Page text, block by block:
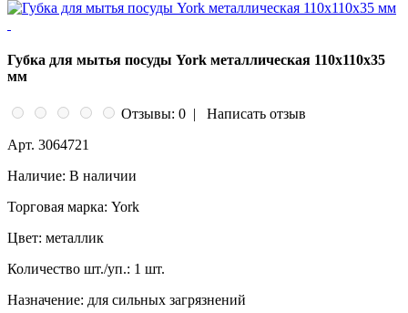
Губка для мытья посуды York металлическая 110х110х35
мм
Отзывы: 0 |
Написать отзыв
Арт. 3064721
Наличие: В наличии
Торговая марка: York
Цвет: металлик
Количество шт./уп.: 1 шт.
Назначение: для сильных загрязнений